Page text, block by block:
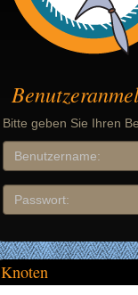
Bitte geben Sie Ihren
Knoten